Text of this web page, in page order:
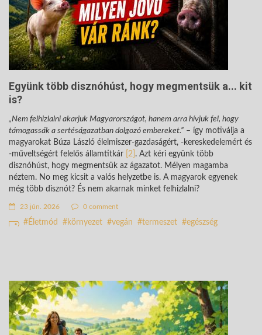
Együnk több disznóhúst, hogy megmentsük a... kit
is?
„Nem felhizlalni akarjuk Magyarországot, hanem arra hívjuk fel, hogy
támogassák a sertéságazatban dolgozó embereket.” – így motiválja a
magyarokat Búza László élelmiszer-gazdaságért, -kereskedelemért és
-műveltségért felelős államtitkár
[2] . Azt kéri együnk több
disznóhúst, hogy megmentsük az ágazatot. Mélyen magamba
néztem. No meg kicsit a valós helyzetbe is. A magyarok egyenek
még több disznót? És nem akarnak minket felhizlalni?
23 jún. 2026 0 comment
Életmód környezet vegán termeszet egészség